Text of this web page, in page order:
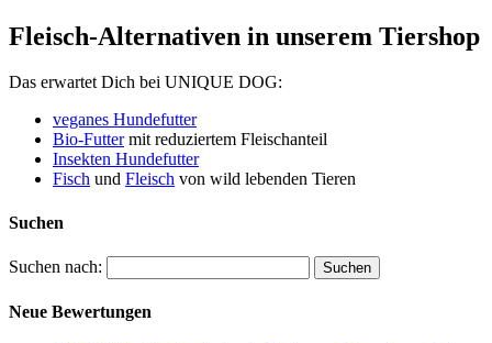
Fleisch-Alternativen in unserem Tiershop
Das erwartet Dich bei UNIQUE DOG:
veganes Hundefutter
Bio-Futtermit reduziertem Fleischanteil
Insekten Hundefutter
Fisch und Fleisch von wild lebenden Tieren
Suchen
Suchen nach:
Neue Bewertungen